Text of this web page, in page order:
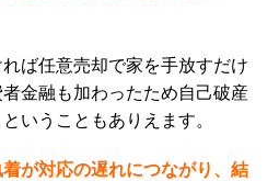
ば任意売却で家を手放すだけ
金融も加わったため自己破産
いうこともありえます。
が対応の遅れにつながり、結